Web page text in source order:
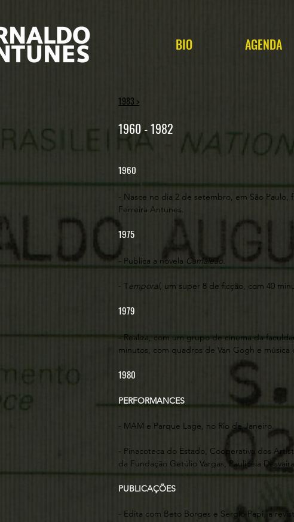
BIO AGENDA
1983 >
1960 - 1982
1960
- Nasce no dia 2 de setembro, em São
Ferreira Antunes.
1975
- Publica a novela Camaleão.
- Temporal, um super 8 de ficção, com 40
1979
- Realiza, com um grupo de cinema da
minutos, com quadros de Van Gogh e música
1980
PERFORMANCES
- MAM e Parque Lage, no Rio de Janeiro.
- Pinacoteca do Estado, Cooperativa dos
da Fundação Getúlio Vargas, Paulicéia
PUBLICAÇÕES
- Edita com Beto Borges e Sergio Papi, a